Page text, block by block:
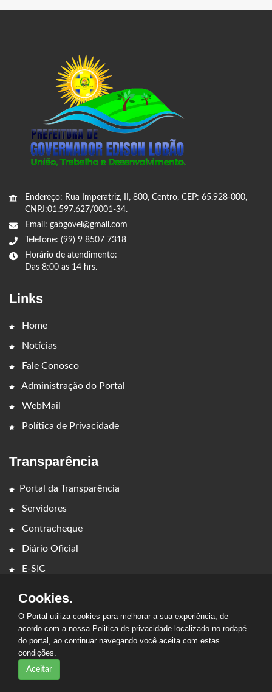
Endereço: Rua Imperatriz, II, 800, Centro, CEP: 65.928-000,
CNPJ:01.597.627/0001-34.
Email: gabgovel@gmail.com
Telefone: (99) 9 8507 7318
Horário de atendimento:
Das 8:00 as 14 hrs.
Links
Home
Notícias
Fale Conosco
Administração do Portal
WebMail
Política de Privacidade
Transparência
Portal da Transparência
Servidores
Contracheque
Diário Oficial
E-SIC
Cookies.
O Portal utiliza cookies para melhorar a sua experiência, de
acordo com a nossa Politica de privacidade localizado no rodapé
do portal, ao continuar navegando você aceita com estas
condições.
Aceitar
2026 - PREFEITURA MUNICIPAL DE GOVERNADOR EDISON
LOBÃO - MA. Todos os direitos reservados.